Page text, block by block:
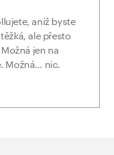
aniž byste
ale přesto
jen na
Možná… nic.